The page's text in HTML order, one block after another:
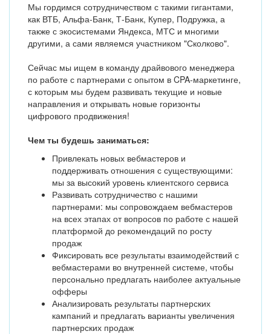
Мы гордимся сотрудничеством с такими гигантами,
как ВТБ, Альфа-Банк, Т-Банк, Купер, Подружка, а
также с экосистемами Яндекса, МТС и многими
другими, а сами являемся участником "Сколково".
Сейчас мы ищем в команду драйвового менеджера
по работе с партнерами с опытом в CPA-маркетинге,
с которым мы будем развивать текущие и новые
направления и открывать новые горизонты
цифрового продвижения!
Чем ты будешь заниматься:
Привлекать новых вебмастеров и
поддерживать отношения с существующими:
мы за высокий уровень клиентского сервиса
Развивать сотрудничество с нашими
партнерами: мы сопровождаем вебмастеров
на всех этапах от вопросов по работе с нашей
платформой до рекомендаций по росту
продаж
Фиксировать все результаты взаимодействий с
вебмастерами во внутренней системе, чтобы
персонально предлагать наиболее актуальные
офферы
Анализировать результаты партнерских
кампаний и предлагать варианты увеличения
партнерских продаж